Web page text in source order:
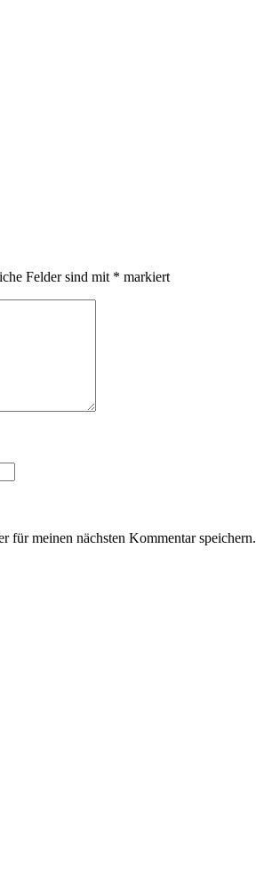
Felder sind mit * markiert
für meinen nächsten Kommentar speichern.